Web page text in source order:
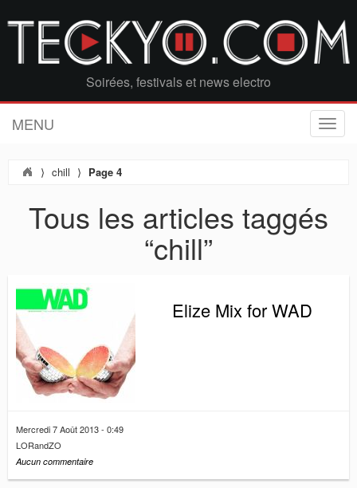
Soirées, festivals et news electro
MENU
T
o
n
⟩ chill ⟩ Page 4
Tous les articles taggés
“chill”
Elize Mix for WAD
Mercredi 7 Août 2013 - 0:49
LORandZO
Aucun commentaire